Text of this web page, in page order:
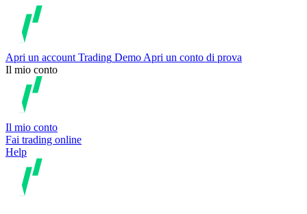
Apri un account Trading Demo Apri un conto di prova
Il mio conto
Il mio conto
Fai trading online
Help